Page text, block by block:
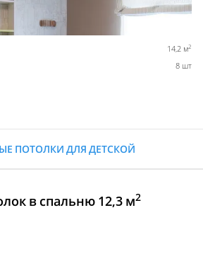
14,2 м2
8 шт
ПОТОЛКИ ДЛЯ ДЕТСКОЙ
в спальню 12,3 м2